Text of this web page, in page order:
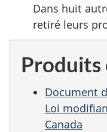
Dans huit
retiré leurs
Produits
Document
Loi
Canada